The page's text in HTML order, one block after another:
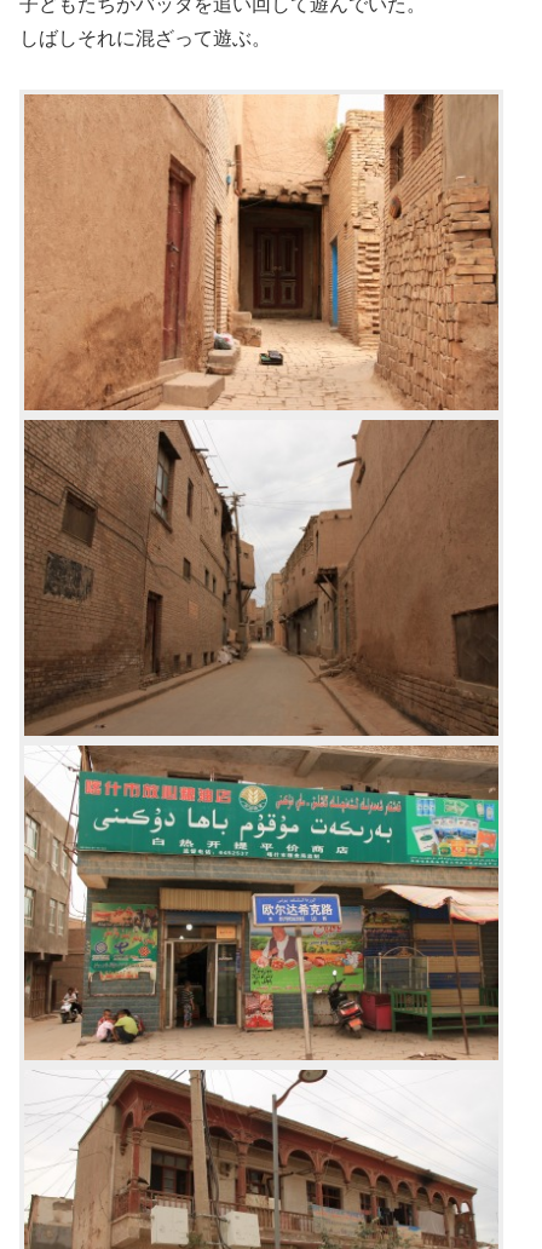
しばしそれに混ざって遊ぶ。